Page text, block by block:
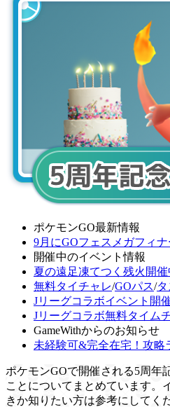
ポケモンGO最新情報
9月にGOフェスメガフィナ
開催中のイベント情報
夏の遠足凍てつく残火開催
無料タイチャレ/GOパス/タ
Jリーグコラボイベント開
Jリーグコラボ無料タイム
GameWithからのお知らせ
未経験可&完全在宅！攻略
ポケモンGOで開催される5周年
ことについてまとめています。
きか知りたい方は参考にしてく